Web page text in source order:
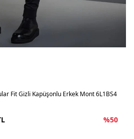
Fit Gizli Kapüşonlu Erkek Mont 6L1BS4
%50